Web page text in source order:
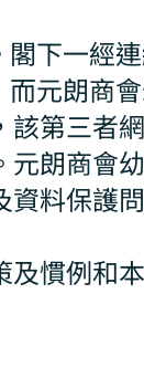
下一經
元朗商
第三者
朗商會
料保護
慣例和